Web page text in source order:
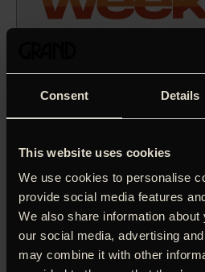
Consent Details
This website uses cookies
We use cookies to personalise
provide social media features
We also share information
our social media, advertising
may combine it with other
En ung stewardesse på farten.